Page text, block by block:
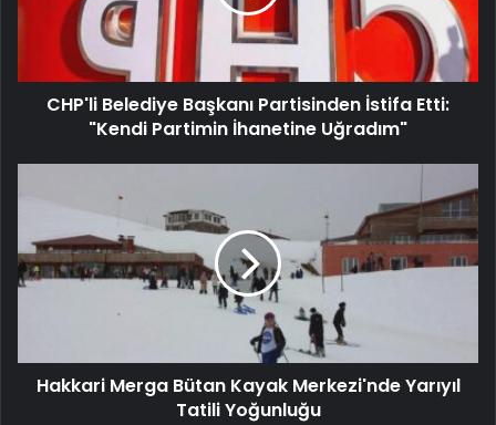
CHP'li Belediye Başkanı Partisinden İstifa Etti:
"Kendi Partimin İhanetine Uğradım"
Hakkari Merga Bütan Kayak Merkezi'nde Yarıyıl
Tatili Yoğunluğu